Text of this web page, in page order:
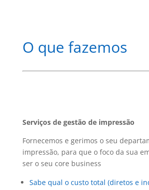
O que fazemos
Serviços de gestão de impressão
Fornecemos e gerimos o seu
impressão, para que o foco da sua
ser o seu core business
Sabe qual o custo total (diretos e